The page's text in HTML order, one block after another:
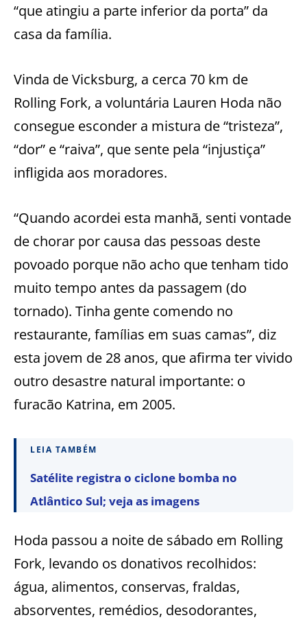
“que atingiu a parte inferior da porta” da
casa da família.
Vinda de Vicksburg, a cerca 70 km de
Rolling Fork, a voluntária Lauren Hoda não
consegue esconder a mistura de “tristeza”,
“dor” e “raiva”, que sente pela “injustiça”
infligida aos moradores.
“Quando acordei esta manhã, senti vontade
de chorar por causa das pessoas deste
povoado porque não acho que tenham tido
muito tempo antes da passagem (do
tornado). Tinha gente comendo no
restaurante, famílias em suas camas”, diz
esta jovem de 28 anos, que afirma ter vivido
outro desastre natural importante: o
furacão Katrina, em 2005.
LEIA TAMBÉM
Satélite registra o ciclone bomba no
Atlântico Sul; veja as imagens
Hoda passou a noite de sábado em Rolling
Fork, levando os donativos recolhidos:
água, alimentos, conservas, fraldas,
absorventes, remédios, desodorantes,